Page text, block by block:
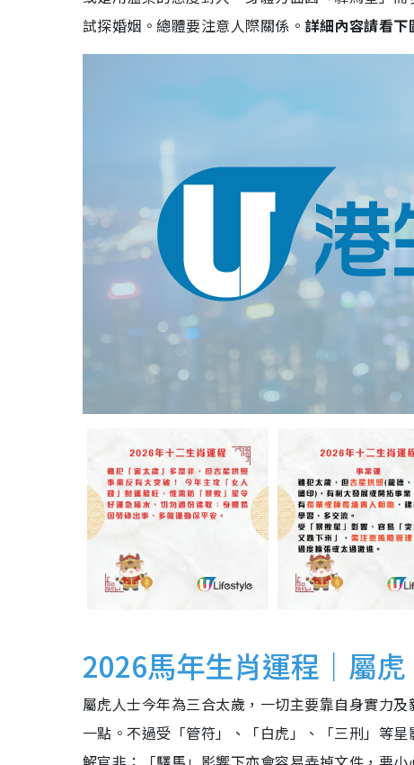
試探婚姻。總體要注意人際關係。 詳細內容請看下
2026馬年生肖運程｜屬
屬虎人士今年為三合太歲，一切主要靠自身實力
一點。不過受「管符」、「白虎」、「三刑」等